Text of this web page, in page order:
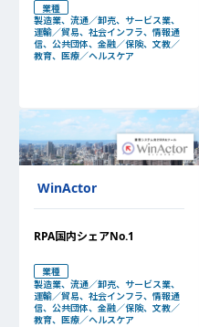
業種
製造業、流通／卸売、サービス業、
運輸／貿易、社会インフラ、情報通
信、公共団体、金融／保険、文教／
教育、医療／ヘルスケア
WinActor
RPA国内シェアNo.1
業種
製造業、流通／卸売、サービス業、
運輸／貿易、社会インフラ、情報通
信、公共団体、金融／保険、文教／
教育、医療／ヘルスケア